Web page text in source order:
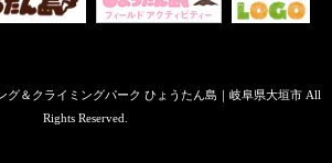
グ＆クライミングパーク ひょうたん島｜岐阜県大垣市 All
Rights Reserved.